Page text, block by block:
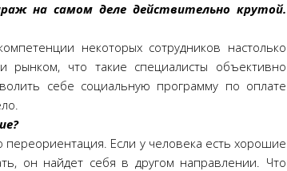
на самом деле действительно крутой.
некоторых сотрудников настолько
рынком, что такие специалисты объективно
себе социальную программу по оплате
Если у человека есть хорошие
он найдет себя в другом направлении. Что